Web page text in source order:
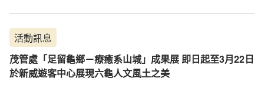
活動訊息
茂管處「足留龜鄉－療癒系山城」成果展 即日起至3月22日
於新威遊客中心展現六龜人文風土之美